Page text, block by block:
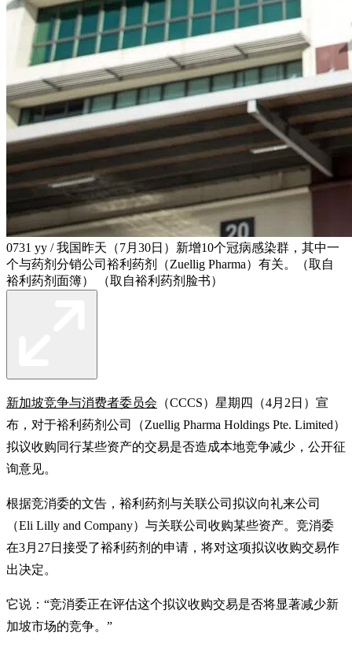
0731 yy / 我国昨天（7月30日）新增10个冠病感染群，其中一
个与药剂分销公司裕利药剂（Zuellig Pharma）有关。（取自
裕利药剂面簿） （取自裕利药剂脸书）
新加坡竞争与消费者委员会 （CCCS）星期四（4月2日）宣
布，对于裕利药剂公司（Zuellig Pharma Holdings Pte. Limited）
拟议收购同行某些资产的交易是否造成本地竞争减少，公开征
询意见。
根据竞消委的文告，裕利药剂与关联公司拟议向礼来公司
（Eli Lilly and Company）与关联公司收购某些资产。竞消委
在3月27日接受了裕利药剂的申请，将对这项拟议收购交易作
出决定。
它说：“竞消委正在评估这个拟议收购交易是否将显著减少新
加坡市场的竞争。”